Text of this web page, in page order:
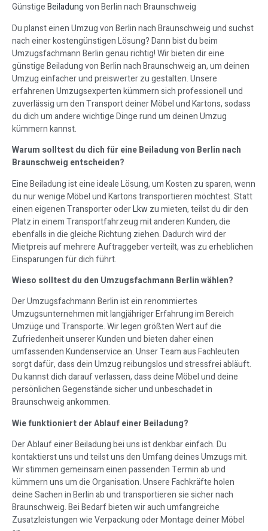
GünstigeBeiladungvon Berlin nach Braunschweig
Du planst einen Umzug von Berlin nach Braunschweig und suchst
nach einer kostengünstigen Lösung? Dann bist du beim
Umzugsfachmann Berlin genau richtig! Wir bieten dir eine
günstige Beiladung von Berlin nach Braunschweig an, um deinen
Umzug einfacher und preiswerter zu gestalten. Unsere
erfahrenen Umzugsexperten kümmern sich professionell und
zuverlässig um den Transport deiner Möbel und Kartons, sodass
du dich um andere wichtige Dinge rund um deinen Umzug
kümmern kannst.
Warum solltest du dich für eine Beiladung von Berlin nach
Braunschweig entscheiden?
Eine Beiladung ist eine ideale Lösung, um Kosten zu sparen, wenn
du nur wenige Möbel und Kartons transportieren möchtest. Statt
einen eigenen Transporter oderLkw zu mieten, teilst du dir den
Platz in einem Transportfahrzeug mit anderen Kunden, die
ebenfalls in die gleiche Richtung ziehen. Dadurch wird der
Mietpreis auf mehrere Auftraggeber verteilt, was zu erheblichen
Einsparungen für dich führt.
Wieso solltest du den Umzugsfachmann Berlin wählen?
Der Umzugsfachmann Berlin ist ein renommiertes
Umzugsunternehmen mit langjähriger Erfahrung im Bereich
Umzüge und Transporte. Wir legen größten Wert auf die
Zufriedenheit unserer Kunden und bieten daher einen
umfassenden Kundenservice an. Unser Team aus Fachleuten
sorgt dafür, dass dein Umzug reibungslos und stressfrei abläuft.
Du kannst dich darauf verlassen, dass deine Möbel und deine
persönlichen Gegenstände sicher und unbeschadet in
Braunschweig ankommen.
Wie funktioniert der Ablauf einer Beiladung?
Der Ablauf einer Beiladung bei uns ist denkbar einfach. Du
kontaktierst uns und teilst uns den Umfang deines Umzugs mit.
Wir stimmen gemeinsam einen passenden Termin ab und
kümmern uns um die Organisation. Unsere Fachkräfte holen
deine Sachen in Berlin ab und transportieren sie sicher nach
Braunschweig. Bei Bedarf bieten wir auch umfangreiche
Zusatzleistungen wie Verpackung oder Montage deiner Möbel